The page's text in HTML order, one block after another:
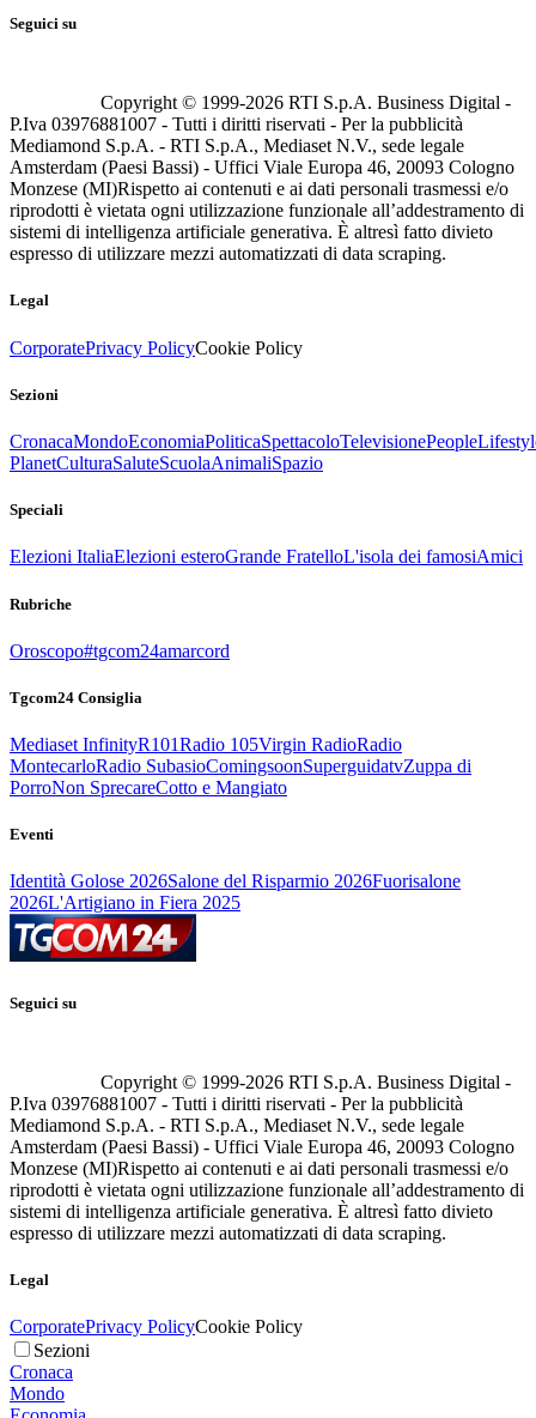
Seguici su
Copyright © 1999-2026 RTI S.p.A. Business Digital -
P.Iva 03976881007 - Tutti i diritti riservati - Per la pubblicità
Mediamond S.p.A. - RTI S.p.A., Mediaset N.V., sede legale
Amsterdam (Paesi Bassi) - Uffici Viale Europa 46, 20093 Cologno
Monzese (MI)Rispetto ai contenuti e ai dati personali trasmessi e/o
riprodotti è vietata ogni utilizzazione funzionale all’addestramento di
sistemi di intelligenza artificiale generativa. È altresì fatto divieto
espresso di utilizzare mezzi automatizzati di data scraping.
Legal
CorporatePrivacy PolicyCookie Policy
Sezioni
CronacaMondoEconomiaPoliticaSpettacoloTelevisionePeople
PlanetCulturaSaluteScuolaAnimaliSpazio
Speciali
Elezioni ItaliaElezioni esteroGrande FratelloL'isola dei famosiAmici
Rubriche
Oroscopo#tgcom24amarcord
Tgcom24 Consiglia
Mediaset InfinityR101Radio 105Virgin RadioRadio
MontecarloRadio SubasioComingsoonSuperguidatvZuppa di
PorroNon SprecareCotto e Mangiato
Eventi
Identità Golose 2026Salone del Risparmio 2026Fuorisalone
2026L'Artigiano in Fiera 2025
Seguici su
Copyright © 1999-2026 RTI S.p.A. Business Digital -
P.Iva 03976881007 - Tutti i diritti riservati - Per la pubblicità
Mediamond S.p.A. - RTI S.p.A., Mediaset N.V., sede legale
Amsterdam (Paesi Bassi) - Uffici Viale Europa 46, 20093 Cologno
Monzese (MI)Rispetto ai contenuti e ai dati personali trasmessi e/o
riprodotti è vietata ogni utilizzazione funzionale all’addestramento di
sistemi di intelligenza artificiale generativa. È altresì fatto divieto
espresso di utilizzare mezzi automatizzati di data scraping.
Legal
CorporatePrivacy PolicyCookie Policy
Sezioni
Cronaca
Mondo